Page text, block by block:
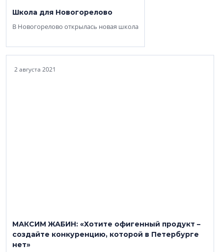
Школа для Новогорелово
В Новогорелово открылась новая школа
2 августа 2021
МАКСИМ ЖАБИН: «Хотите офигенный продукт –
создайте конкуренцию, которой в Петербурге
нет»